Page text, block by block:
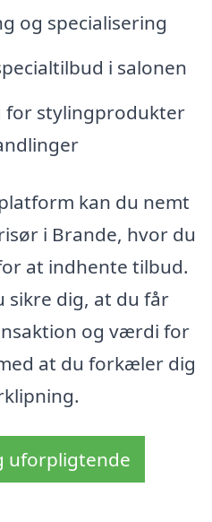
og specialisering
i salonen
for stylingprodukter
kan du nemt
i Brande, hvor du
at indhente tilbud.
sikre dig, at du får
og værdi for
at du forkæler dig
uforpligtende